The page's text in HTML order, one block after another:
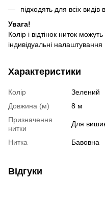
підходять для всіх
Увага!
Колір і відтінок ниток
індивідуальні налаштування
Характеристики
Колір
Зелений
Довжина (м)
8 м
Призначення
нитки
Для
Нитка Бавовна
Відгуки